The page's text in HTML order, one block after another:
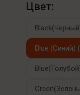
Цвет:
Blue (Синий)